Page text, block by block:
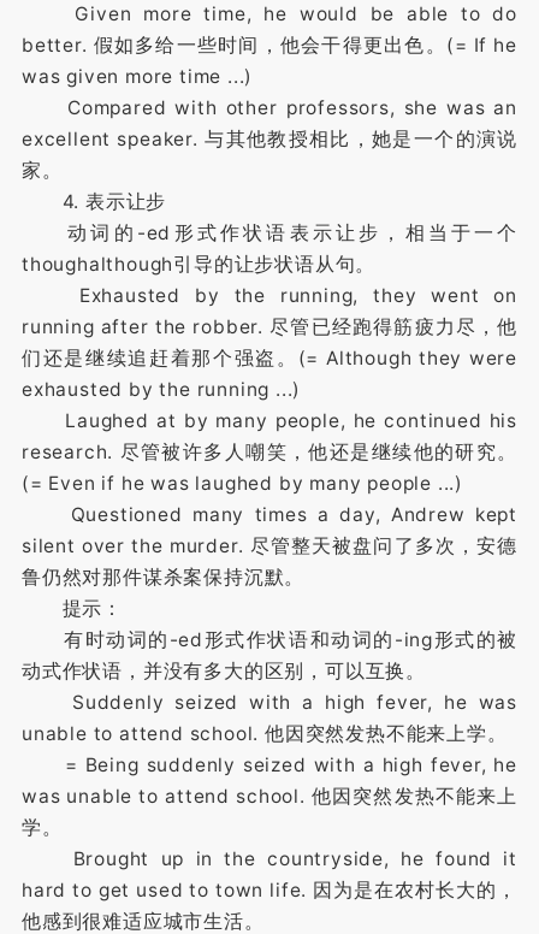
Given more time, he would be able to do
better. 假如多给一些时间，他会干得更出色。(= If he
was given more time ...)
Compared with other professors, she was an
excellent speaker. 与其他教授相比，她是一个的演说
家。
4. 表示让步
动词的-ed形式作状语表示让步，相当于一个
thoughalthough引导的让步状语从句。
Exhausted by the running, they went on
running after the robber. 尽管已经跑得筋疲力尽，他
们还是继续追赶着那个强盗。(= Although they were
exhausted by the running ...)
Laughed at by many people, he continued his
research. 尽管被许多人嘲笑，他还是继续他的研究。
(= Even if he was laughed by many people ...)
Questioned many times a day, Andrew kept
silent over the murder. 尽管整天被盘问了多次，安德
鲁仍然对那件谋杀案保持沉默。
提示：
有时动词的-ed形式作状语和动词的-ing形式的被
动式作状语，并没有多大的区别，可以互换。
Suddenly seized with a high fever, he was
unable to attend school. 他因突然发热不能来上学。
= Being suddenly seized with a high fever, he
was unable to attend school. 他因突然发热不能来上
学。
Brought up in the countryside, he found it
hard to get used to town life. 因为是在农村长大的，
他感到很难适应城市生活。